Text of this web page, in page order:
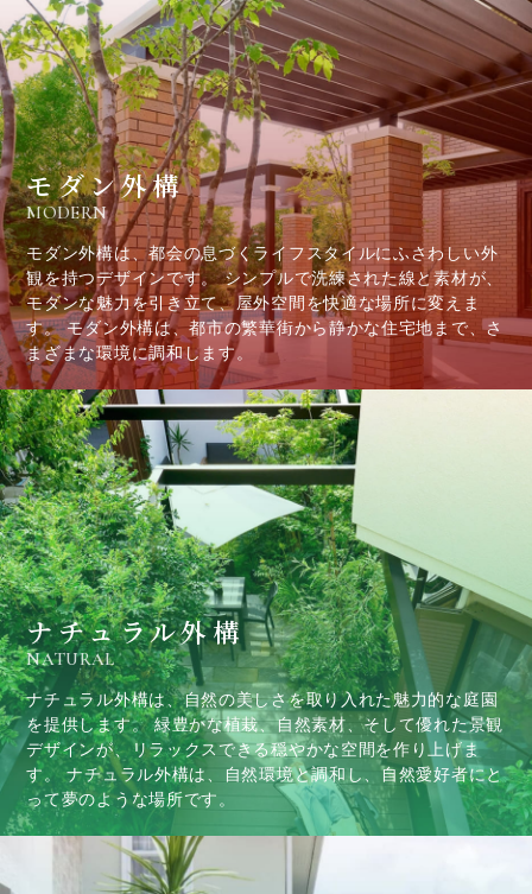
モダン外構
MODERN
モダン外構は、都会の息づくライフスタイルにふさわしい外
観を持つデザインです。 シンプルで洗練された線と素材が、
モダンな魅力を引き立て、屋外空間を快適な場所に変えま
す。 モダン外構は、都市の繁華街から静かな住宅地まで、さ
まざまな環境に調和します。
ナチュラル外構
NATURAL
ナチュラル外構は、自然の美しさを取り入れた魅力的な庭園
を提供します。 緑豊かな植栽、自然素材、そして優れた景観
デザインが、リラックスできる穏やかな空間を作り上げま
す。 ナチュラル外構は、自然環境と調和し、自然愛好者にと
って夢のような場所です。